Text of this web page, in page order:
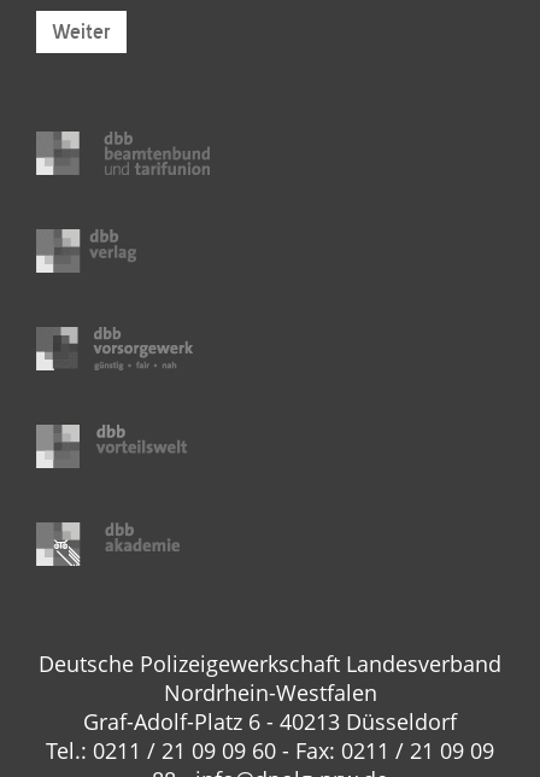
Weiter
Deutsche Polizeigewerkschaft Landesverband
Nordrhein-Westfalen
Graf-Adolf-Platz 6 - 40213 Düsseldorf
Tel.: 0211 / 21 09 09 60 - Fax: 0211 / 21 09 09